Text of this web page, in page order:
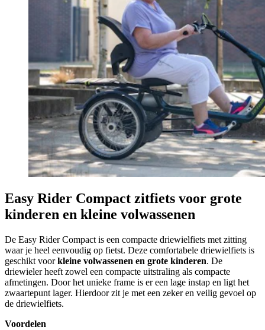
Easy Rider Compact zitfiets voor grote
kinderen en kleine volwassenen
De Easy Rider Compact is een compacte driewielfiets met zitting
waar je heel eenvoudig op fietst. Deze comfortabele driewielfiets is
geschikt voorkleine volwassenen en grote kinderen. De
driewieler heeft zowel een compacte uitstraling als compacte
afmetingen. Door het unieke frame is er een lage instap en ligt het
zwaartepunt lager. Hierdoor zit je met een zeker en veilig gevoel op
de driewielfiets.
Voordelen